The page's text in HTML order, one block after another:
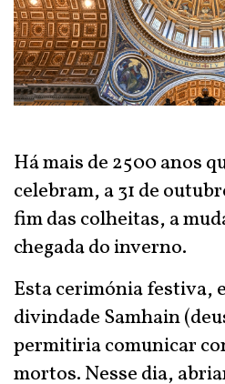
Há mais de 2500 anos
celebram, a 31 de
fim das colheitas, a
chegada do inverno.
Esta cerimónia festiva,
divindade Samhain
permitiria comunicar
mortos. Nesse dia,